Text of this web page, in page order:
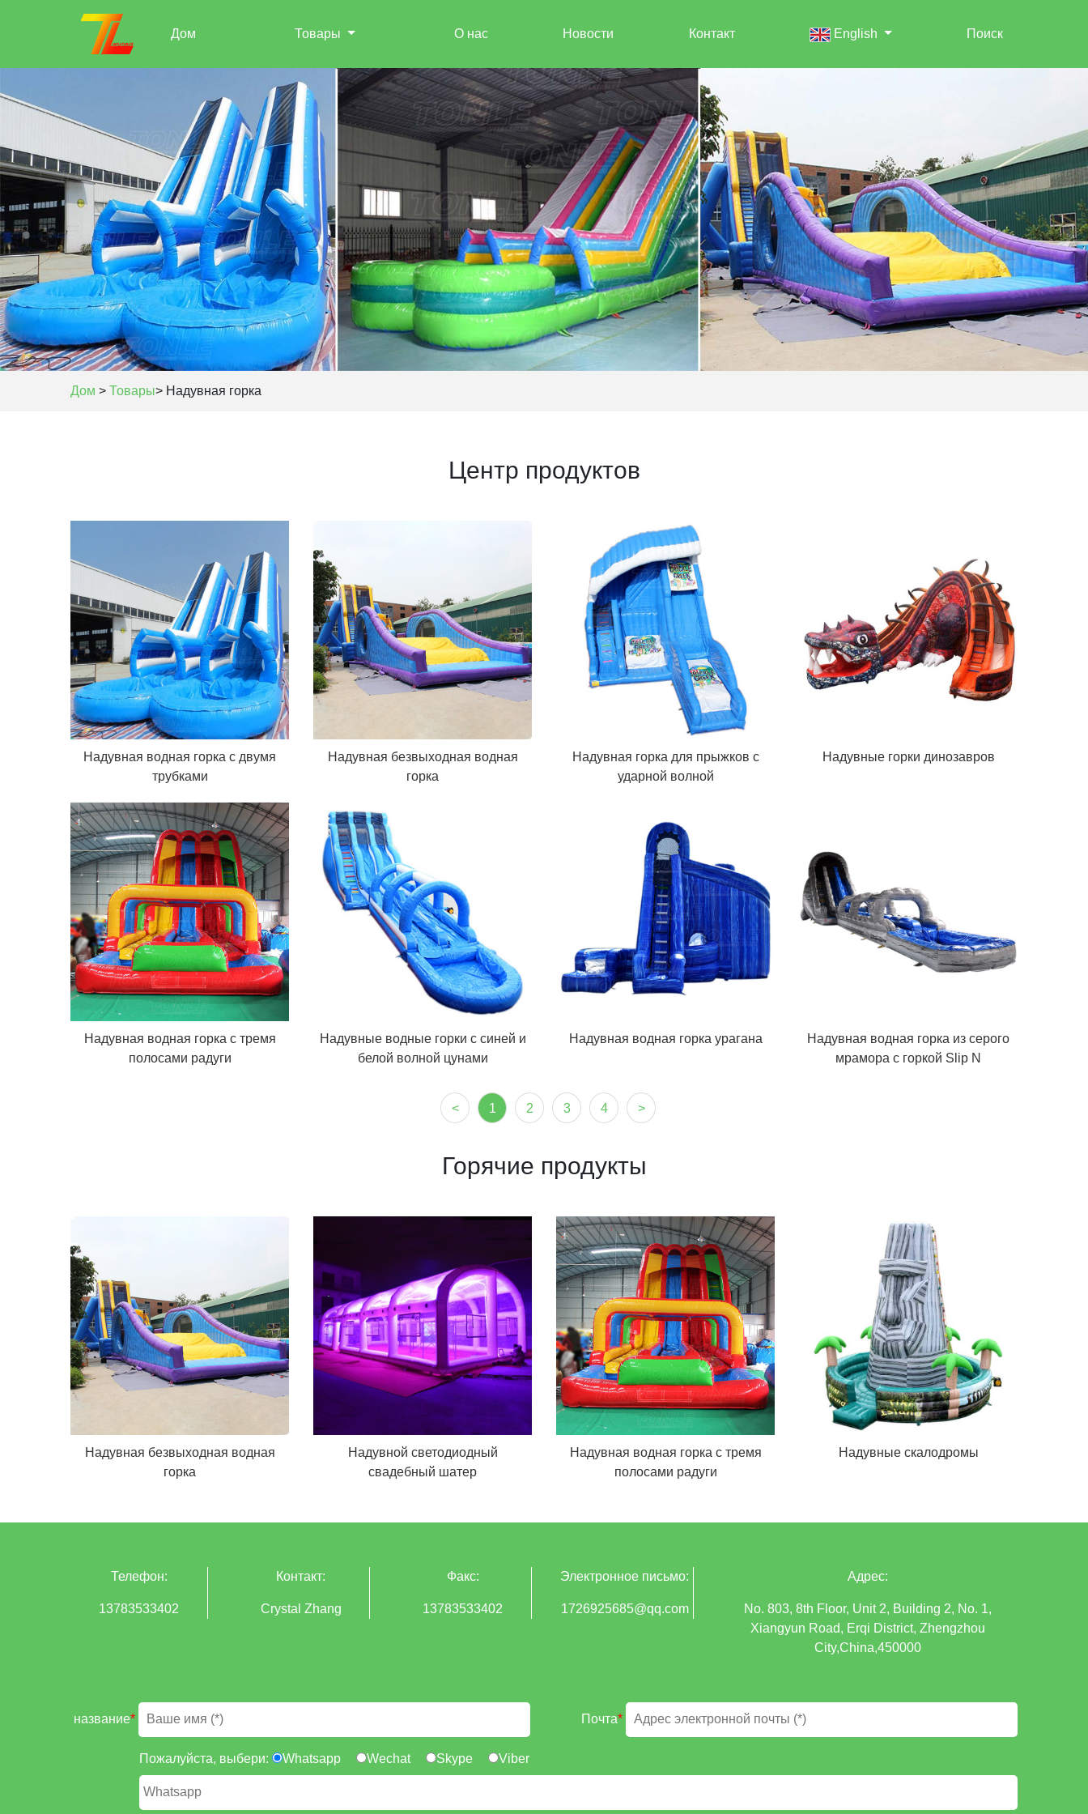
Дом Товары О нас Новости Контакт English Поиск
Дом > Товары> Надувная горка
Центр продуктов
Надувная водная горка с двумя
трубками
Надувная безвыходная водная
горка
Надувная горка для прыжков с
ударной волной
Надувные горки динозавров
Надувная водная горка с тремя
полосами радуги
Надувные водные горки с синей и
белой волной цунами
Надувная водная горка урагана
Надувная водная горка из серого
мрамора с горкой Slip N
< 1 2 3 4 >
Горячие продукты
Надувная безвыходная водная
горка
Надувной светодиодный
свадебный шатер
Надувная водная горка с тремя
полосами радуги
Надувные скалодромы
Телефон:
13783533402
Контакт:
Crystal Zhang
Факс:
13783533402
Электронное письмо:
1726925685@qq.com
Адрес:
No. 803, 8th Floor, Unit 2, Building 2, No. 1,
Xiangyun Road, Erqi District, Zhengzhou
City,China,450000
название* Почта*
Пожалуйста, выбери: Whatsapp Wechat Skype Viber